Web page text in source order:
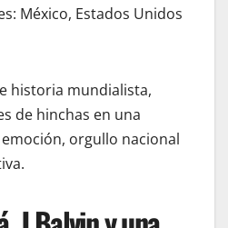
México, Estados Unidos
historia mundialista,
de hinchas en una
orgullo nacional